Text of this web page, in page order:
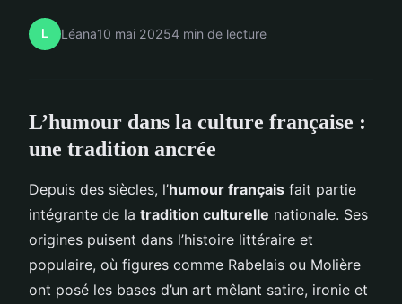
L Léana10 mai 20254 min de lecture
L’humour dans la culture française :
une tradition ancrée
Depuis des siècles, l’humour français fait partie
intégrante de la tradition culturelle nationale. Ses
origines puisent dans l’histoire littéraire et
populaire, où figures comme Rabelais ou Molière
ont posé les bases d’un art mêlant satire, ironie et